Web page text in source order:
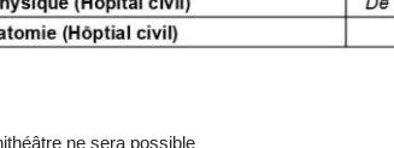
ne sera possible